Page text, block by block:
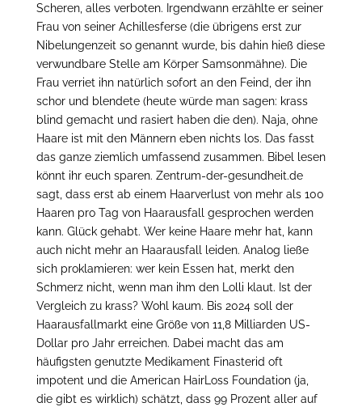
Scheren, alles verboten. Irgendwann erzählte er seiner
Frau von seiner Achillesferse (die übrigens erst zur
Nibelungenzeit so genannt wurde, bis dahin hieß diese
verwundbare Stelle am Körper Samsonmähne). Die
Frau verriet ihn natürlich sofort an den Feind, der ihn
schor und blendete (heute würde man sagen: krass
blind gemacht und rasiert haben die den). Naja, ohne
Haare ist mit den Männern eben nichts los. Das fasst
das ganze ziemlich umfassend zusammen. Bibel lesen
könnt ihr euch sparen. Zentrum-der-gesundheit.de
sagt, dass erst ab einem Haarverlust von mehr als 100
Haaren pro Tag von Haarausfall gesprochen werden
kann. Glück gehabt. Wer keine Haare mehr hat, kann
auch nicht mehr an Haarausfall leiden. Analog ließe
sich proklamieren: wer kein Essen hat, merkt den
Schmerz nicht, wenn man ihm den Lolli klaut. Ist der
Vergleich zu krass? Wohl kaum. Bis 2024 soll der
Haarausfallmarkt eine Größe von 11,8 Milliarden US-
Dollar pro Jahr erreichen. Dabei macht das am
häufigsten genutzte Medikament Finasterid oft
impotent und die American HairLoss Foundation (ja,
die gibt es wirklich) schätzt, dass 99 Prozent aller auf